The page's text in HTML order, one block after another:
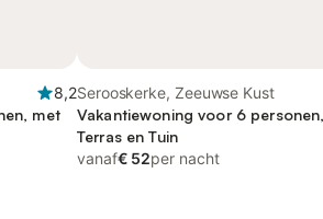
8,2
met
Serooskerke, Zeeuwse Kust
Vakantiewoning voor 6
Terras en Tuin
vanaf€ 52per nacht